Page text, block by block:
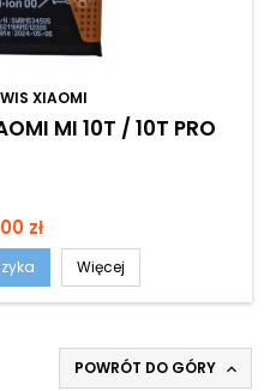
XIAOMI
MI 10T / 10T PRO
zł
Więcej
POWRÓT DO GÓRY 